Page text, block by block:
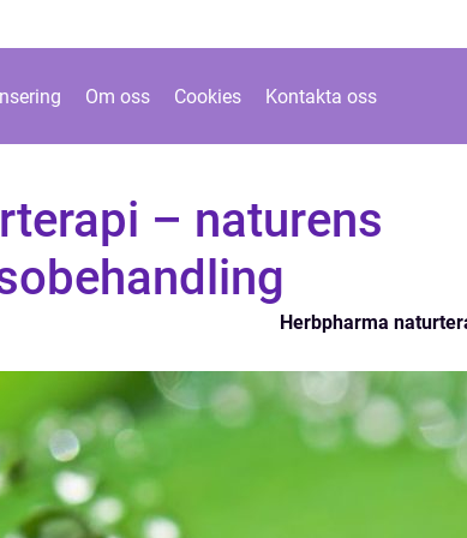
Om oss Cookies Kontakta oss
– naturens
Herbpharma